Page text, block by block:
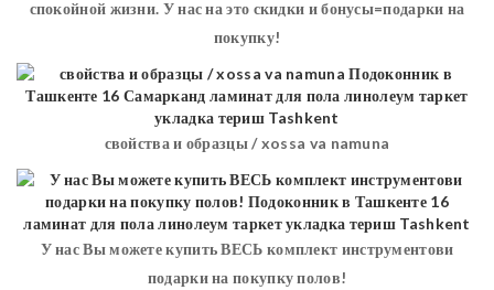
спокойной жизни. У нас на это скидки и бонусы=подарки на
покупку!
свойства и образцы / xossa va namuna
У нас Вы можете купить ВЕСЬ комплект инструментови
подарки на покупку полов!